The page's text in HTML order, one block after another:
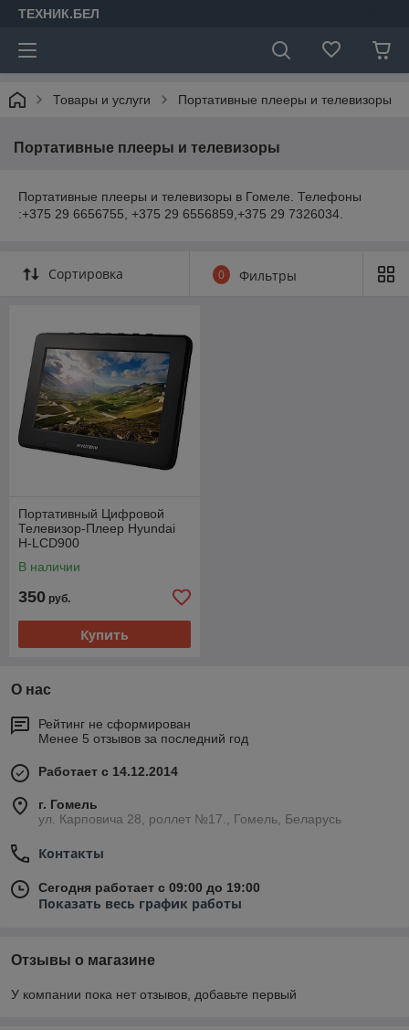
ТЕХНИК.БЕЛ
Товары и услуги Портативные плееры и телевизоры
Портативные плееры и телевизоры
Портативные плееры и телевизоры в Гомеле. Телефоны
:+375 29 6656755, +375 29 6556859,+375 29 7326034.
Сортировка 0 Фильтры
Портативный Цифровой
Телевизор-Плеер Hyundai
H-LCD900
В наличии
350 руб.
Купить
О нас
Рейтинг не сформирован
Менее 5 отзывов за последний год
Работает с 14.12.2014
г. Гомель
ул. Карповича 28, роллет №17., Гомель, Беларусь
Контакты
Сегодня работает с 09:00 до 19:00
Показать весь график работы
Отзывы о магазине
У компании пока нет отзывов, добавьте первый